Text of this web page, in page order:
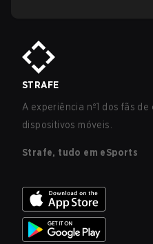
STRAFE
A experiência nº1 dos fãs
dispositivos móveis.
Strafe, tudo em eSports